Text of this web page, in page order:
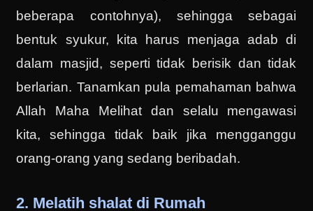
beberapa contohnya), sehingga sebagai
bentuk syukur, kita harus menjaga adab di
dalam masjid, seperti tidak berisik dan tidak
berlarian. Tanamkan pula pemahaman bahwa
Allah Maha Melihat dan selalu mengawasi
kita, sehingga tidak baik jika mengganggu
orang-orang yang sedang beribadah.
2. Melatih shalat di Rumah